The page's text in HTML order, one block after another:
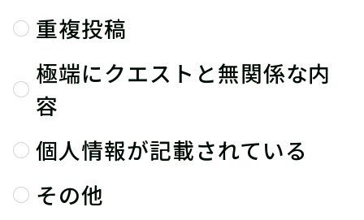
重複投稿
極端にクエストと無関係な内
容
個人情報が記載されている
その他